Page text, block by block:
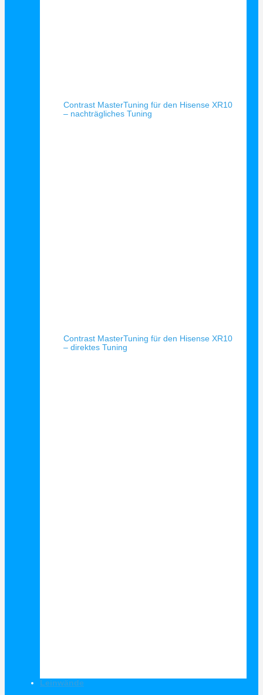
Contrast MasterTuning für den Hisense XR10
– nachträgliches Tuning
Contrast MasterTuning für den Hisense XR10
– direktes Tuning
Leinwände